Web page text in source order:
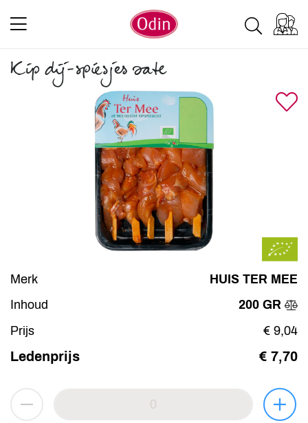
Kip dij-spiesjes sate
Merk
HUIS TER MEE
Inhoud
200 GR
Prijs
€ 9,04
Ledenprijs € 7,70